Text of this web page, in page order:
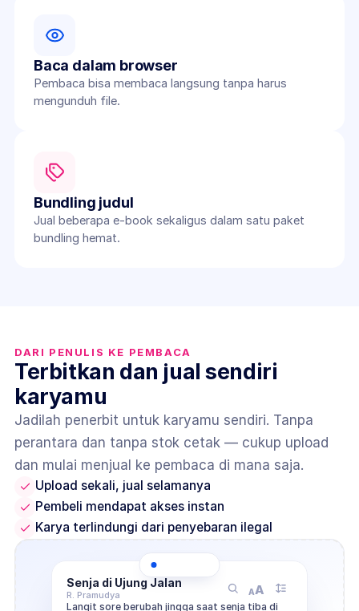
Baca dalam browser
Pembaca bisa membaca langsung tanpa harus
mengunduh file.
Bundling judul
Jual beberapa e-book sekaligus dalam satu paket
bundling hemat.
DARI PENULIS KE PEMBACA
Terbitkan dan jual sendiri
karyamu
Jadilah penerbit untuk karyamu sendiri. Tanpa
perantara dan tanpa stok cetak — cukup upload
dan mulai menjual ke pembaca di mana saja.
Upload sekali, jual selamanya
Pembeli mendapat akses instan
Karya terlindungi dari penyebaran ilegal
Senja di Ujung Jalan
R. Pramudya AA
Langit sore berubah jingga saat senja tiba di